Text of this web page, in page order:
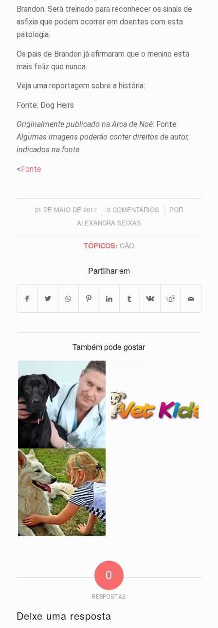
Brandon. Será treinado para reconhecer os sinais de
asfixia que podem ocorrer em doentes com esta
patologia.
Os pais de Brandon já afirmaram que o menino está
mais feliz que nunca.
Veja uma reportagem sobre a história:
Fonte: Dog Heirs
Originalmente publicado na Arca de Noé: Fonte
Algumas imagens poderão conter direitos de autor,
indicados na fonte.
<Fonte
31 DE MAIO DE 2017
/ 0 COMENTÁRIOS
/
POR
ALEXANDRA SEIXAS
TÓPICOS: CÃO
Partilhar em
Também pode gostar
0
RESPOSTAS
Deixe uma resposta